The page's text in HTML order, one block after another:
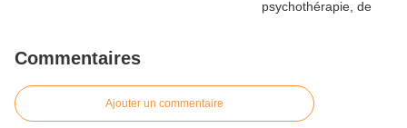
Commentaires
Ajouter un commentaire